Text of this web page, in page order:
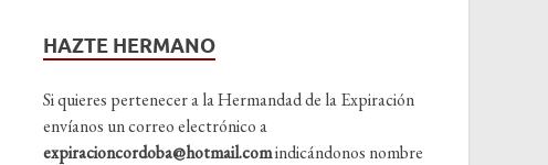
HAZTE HERMANO
Si quieres pertenecer a la Hermandad de la Expiración
envíanos un correo electrónico a
expiracioncordoba@hotmail.comindicándonos nombre